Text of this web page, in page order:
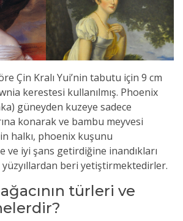
Çin Kralı Yui’nin tabutu için 9 cm
kerestesi kullanılmış. Phoenix
güneyden kuzeye sadece
konarak ve bambu meyvesi
halkı, phoenix kuşunu
ve iyi şans getirdiğine inandıkları
yüzyıllardan beri yetiştirmektedirler.
türleri ve